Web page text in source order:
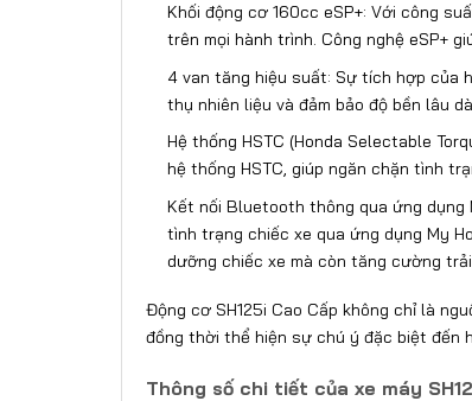
Khối động cơ 160cc eSP+: Với công
trên mọi hành trình. Công nghệ eSP+
4 van tăng hiệu suất: Sự tích hợp của
thụ nhiên liệu và đảm bảo độ bền lâu
Hệ thống HSTC (Honda Selectable
hệ thống HSTC, giúp ngăn chặn tình
Kết nối Bluetooth thông qua ứng
tình trạng chiếc xe qua ứng dụng My
dưỡng chiếc xe mà còn tăng cường
Động cơ SH125i Cao Cấp không chỉ là
đồng thời thể hiện sự chú ý đặc biệt đến
Thông số chi tiết của xe máy